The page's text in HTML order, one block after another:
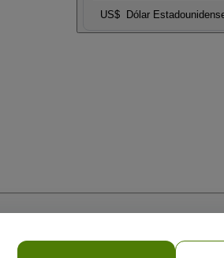
US$ Dólar
y de laPolítica de Privacidad para Móviles